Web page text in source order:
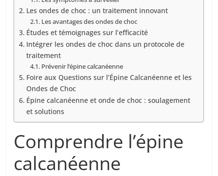
Les ondes de choc : un traitement innovant
Les avantages des ondes de choc
Études et témoignages sur l’efficacité
Intégrer les ondes de choc dans un protocole de
traitement
Prévenir l’épine calcanéenne
Foire aux Questions sur l’Épine Calcanéenne et les
Ondes de Choc
Épine calcanéenne et onde de choc : soulagement
et solutions
Comprendre l’épine
calcanéenne